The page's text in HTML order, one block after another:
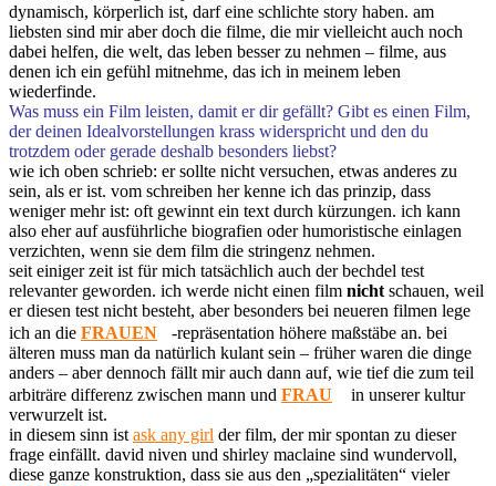
dynamisch, körperlich ist, darf eine schlichte story haben. am
liebsten sind mir aber doch die filme, die mir vielleicht auch noch
dabei helfen, die welt, das leben besser zu nehmen – filme, aus
denen ich ein gefühl mitnehme, das ich in meinem leben
wiederfinde.
Was muss ein Film leisten, damit er dir gefällt? Gibt es einen Film,
der deinen Idealvorstellungen krass widerspricht und den du
trotzdem oder gerade deshalb besonders liebst?
wie ich oben schrieb: er sollte nicht versuchen, etwas anderes zu
sein, als er ist. vom schreiben her kenne ich das prinzip, dass
weniger mehr ist: oft gewinnt ein text durch kürzungen. ich kann
also eher auf ausführliche biografien oder humoristische einlagen
verzichten, wenn sie dem film die stringenz nehmen.
seit einiger zeit ist für mich tatsächlich auch der bechdel test
relevanter geworden. ich werde nicht einen film nicht schauen, weil
er diesen test nicht besteht, aber besonders bei neueren filmen lege
ich an die FRAUEN
-repräsentation höhere maßstäbe an. bei
älteren muss man da natürlich kulant sein – früher waren die dinge
anders – aber dennoch fällt mir auch dann auf, wie tief die zum teil
arbiträre differenz zwischen mann und FRAU
in unserer kultur
verwurzelt ist.
in diesem sinn ist ask any girl der film, der mir spontan zu dieser
frage einfällt. david niven und shirley maclaine sind wundervoll,
diese ganze konstruktion, dass sie aus den „spezialitäten“ vieler